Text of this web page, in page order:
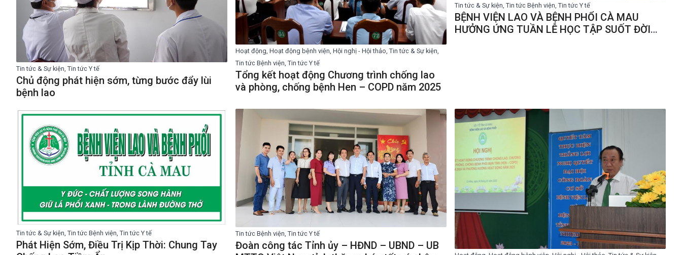
Tin tức & Sự kiện, Tin tức Y tế
Chủ động phát hiện sớm, từng bước đẩy lùi
bệnh lao
Hoạt động, Hoạt động bệnh viện, Hội nghị - Hội thảo, Tin tức & Sự kiện,
Tin tức Bệnh viện, Tin tức Y tế
Tổng kết hoạt động Chương trình chống lao
và phòng, chống bệnh Hen – COPD năm 2025
Tin tức & Sự kiện, Tin tức Bệnh viện, Tin tức Y tế
BỆNH VIỆN LAO VÀ BỆNH PHỔI CÀ MAU
HƯỞNG ỨNG TUẦN LỄ HỌC TẬP SUỐT ĐỜI
Tin tức & Sự kiện, Tin tức Bệnh viện, Tin tức Y tế
Phát Hiện Sớm, Điều Trị Kịp Thời: Chung Tay
Tin tức Bệnh viện, Tin tức Y tế
Đoàn công tác Tỉnh ủy – HĐND – UBND – UB